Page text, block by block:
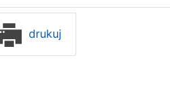
drukuj